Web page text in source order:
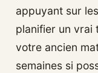
appuyant sur
planifier un vrai
votre ancien
semaines si